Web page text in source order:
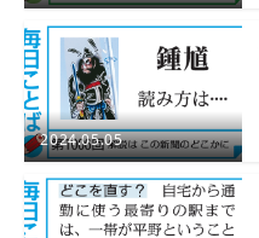
2024.05.05